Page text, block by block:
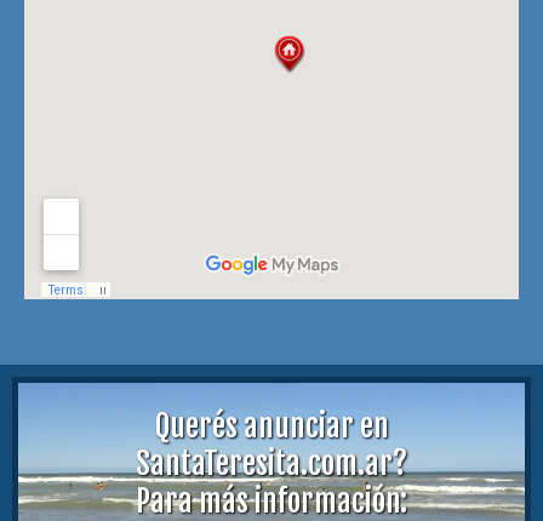
Querés anunciar en
SantaTeresita.com.ar?
Para más información: